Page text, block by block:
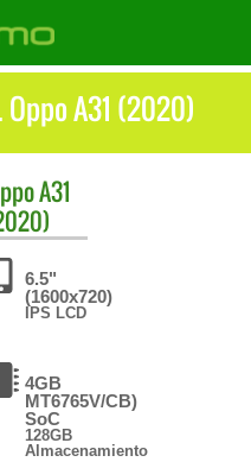
A31 (2020)
A31
6.5"
(1600x720)
IPS LCD
4GB
MT6765V/CB)
SoC
128GB
Almacenamiento